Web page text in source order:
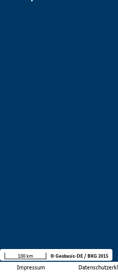
Impressum
100 km © Geobasis-DE / BKG 2015